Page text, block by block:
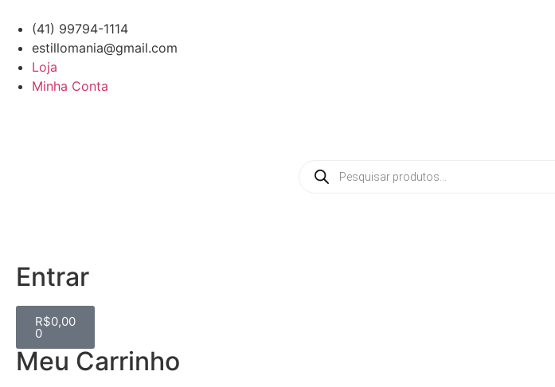
(41) 99794-1114
estillomania@gmail.com
Loja
Minha Conta
Entrar
R$0,00
0
Meu Carrinho